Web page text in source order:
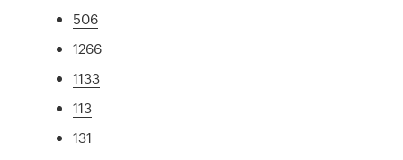
506
1266
1133
113
131